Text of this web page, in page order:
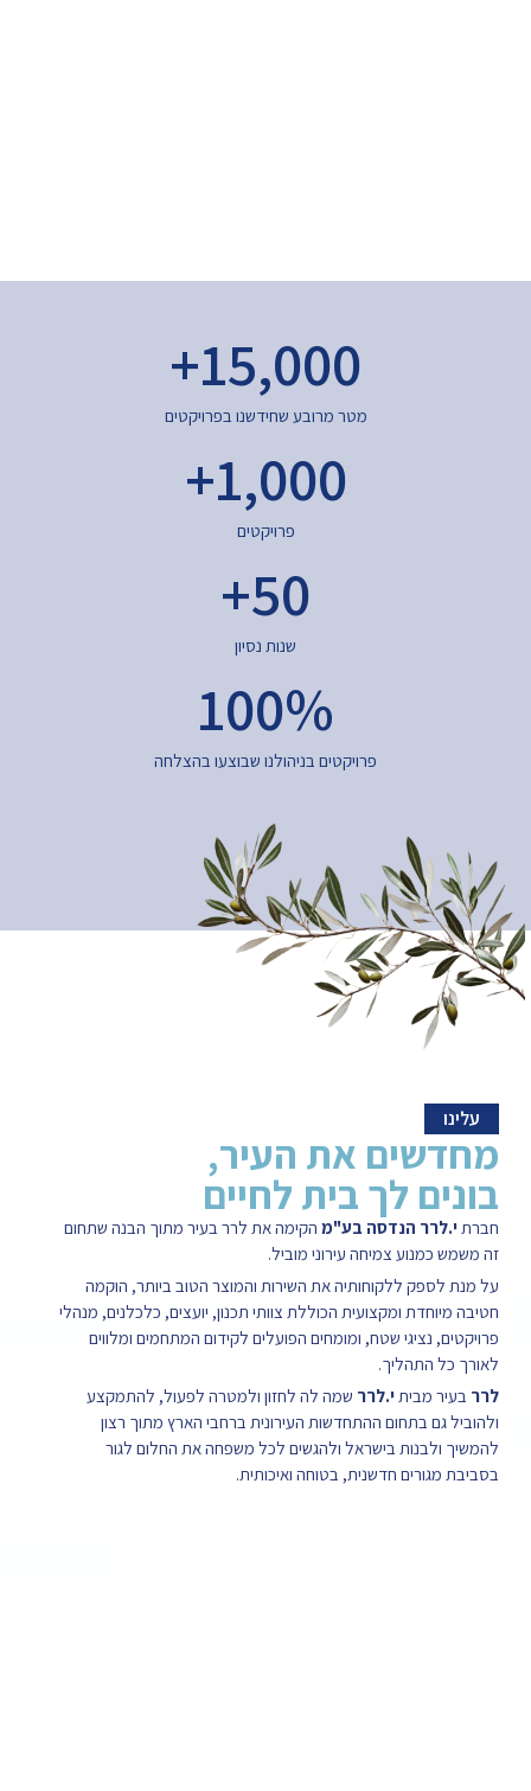
מטר מרובע שחידשנו בפרויקטים
15,000
+
1,000
+
פרויקטים בניהולנו שבוצעו בהצלחה
100
את העיר,
לך בית לחיים
הנדסה בע"מהקימה את לרר בעיר מתוך הבנה שתחום
צמיחה עירוני מוביל.
ללקוחותיה את השירות והמוצר הטוב ביותר, הוקמה
ומקצועית הכוללת צוותי תכנון, יועצים, כלכלנים, מנהלי
נציגי שטח, ומומחים הפועלים לקידום המתחמים ומלווים
התהליך.
מביתי.לררשמה לה לחזון ולמטרה לפעול, להתמקצע
בתחום ההתחדשות העירונית ברחבי הארץ מתוך רצון
בישראל ולהגשים לכל משפחה את החלום לגור
חדשנית, בטוחה ואיכותית.